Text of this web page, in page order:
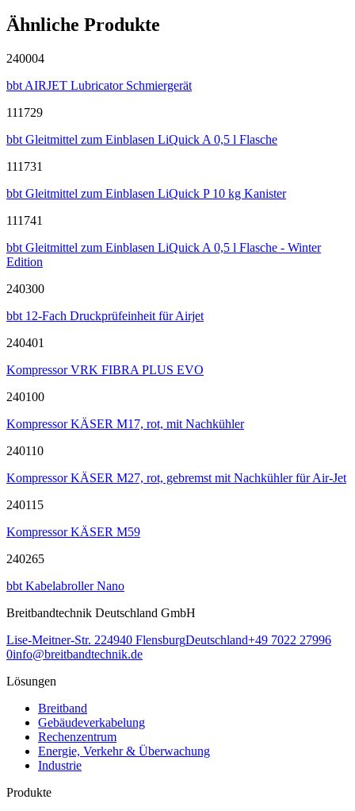
Ähnliche Produkte
240004
bbt AIRJET Lubricator Schmiergerät
111729
bbt Gleitmittel zum Einblasen LiQuick A 0,5 l Flasche
111731
bbt Gleitmittel zum Einblasen LiQuick P 10 kg Kanister
111741
bbt Gleitmittel zum Einblasen LiQuick A 0,5 l Flasche - Winter
Edition
240300
bbt 12-Fach Druckprüfeinheit für Airjet
240401
Kompressor VRK FIBRA PLUS EVO
240100
Kompressor KÄSER M17, rot, mit Nachkühler
240110
Kompressor KÄSER M27, rot, gebremst mit Nachkühler für Air-Jet
240115
Kompressor KÄSER M59
240265
bbt Kabelabroller Nano
Breitbandtechnik Deutschland GmbH
Lise-Meitner-Str. 224940 FlensburgDeutschland+49 7022 27996
0info@breitbandtechnik.de
Lösungen
Breitband
Gebäudeverkabelung
Rechenzentrum
Energie, Verkehr & Überwachung
Industrie
Produkte